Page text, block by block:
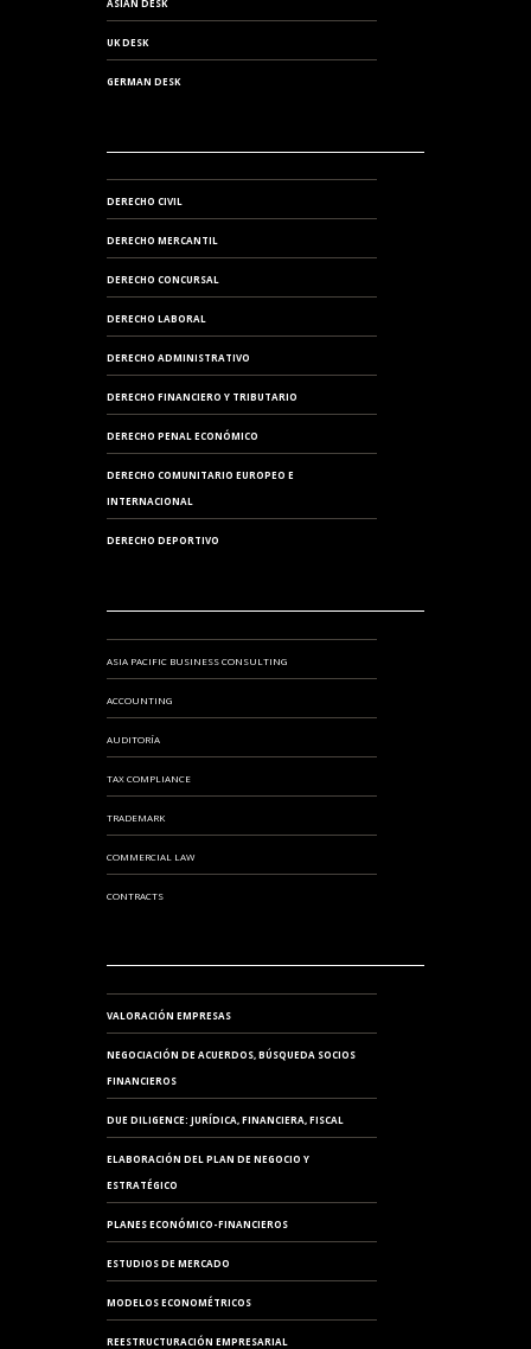
ASIAN DESK
UK DESK
GERMAN DESK
DERECHO CIVIL
DERECHO MERCANTIL
DERECHO CONCURSAL
DERECHO LABORAL
DERECHO ADMINISTRATIVO
DERECHO FINANCIERO Y TRIBUTARIO
DERECHO PENAL ECONÓMICO
DERECHO COMUNITARIO EUROPEO E
INTERNACIONAL
DERECHO DEPORTIVO
ASIA PACIFIC BUSINESS CONSULTING
ACCOUNTING
AUDITORÍA
TAX COMPLIANCE
TRADEMARK
COMMERCIAL LAW
CONTRACTS
VALORACIÓN EMPRESAS
NEGOCIACIÓN DE ACUERDOS, BÚSQUEDA SOCIOS
FINANCIEROS
DUE DILIGENCE: JURÍDICA, FINANCIERA, FISCAL
ELABORACIÓN DEL PLAN DE NEGOCIO Y
ESTRATÉGICO
PLANES ECONÓMICO-FINANCIEROS
ESTUDIOS DE MERCADO
MODELOS ECONOMÉTRICOS
REESTRUCTURACIÓN EMPRESARIAL